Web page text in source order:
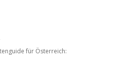
für Österreich: